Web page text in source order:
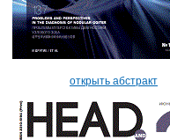
открыть абстракт